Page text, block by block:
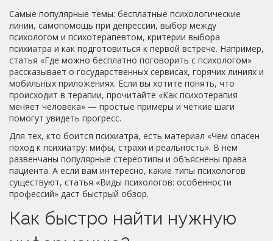
Самые популярные темы: бесплатные психологические
линии, самопомощь при депрессии, выбор между
психологом и психотерапевтом, критерии выбора
психиатра и как подготовиться к первой встрече. Например,
статья «Где можно бесплатно поговорить с психологом»
рассказывает о государственных сервисах, горячих линиях и
мобильных приложениях. Если вы хотите понять, что
происходит в терапии, прочитайте «Как психотерапия
меняет человека» — простые примеры и чёткие шаги
помогут увидеть прогресс.
Для тех, кто боится психиатра, есть материал «Чем опасен
поход к психиатру: мифы, страхи и реальность». В нём
развенчаны популярные стереотипы и объяснены права
пациента. А если вам интересно, какие типы психологов
существуют, статья «Виды психологов: особенности
профессий» даст быстрый обзор.
Как быстро найти нужную